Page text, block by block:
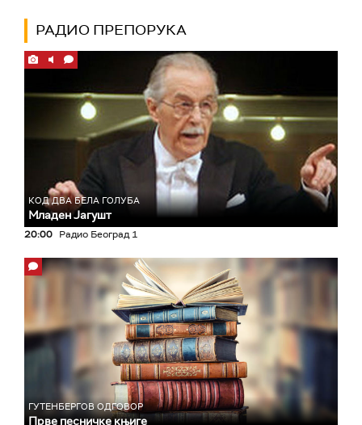
РАДИО ПРЕПОРУКА
КОД ДВА БЕЛА ГОЛУБА
Младен Јагушт
20:00 Радио Београд 1
ГУТЕНБЕРГОВ ОДГОВОР
Прве песничке књиге